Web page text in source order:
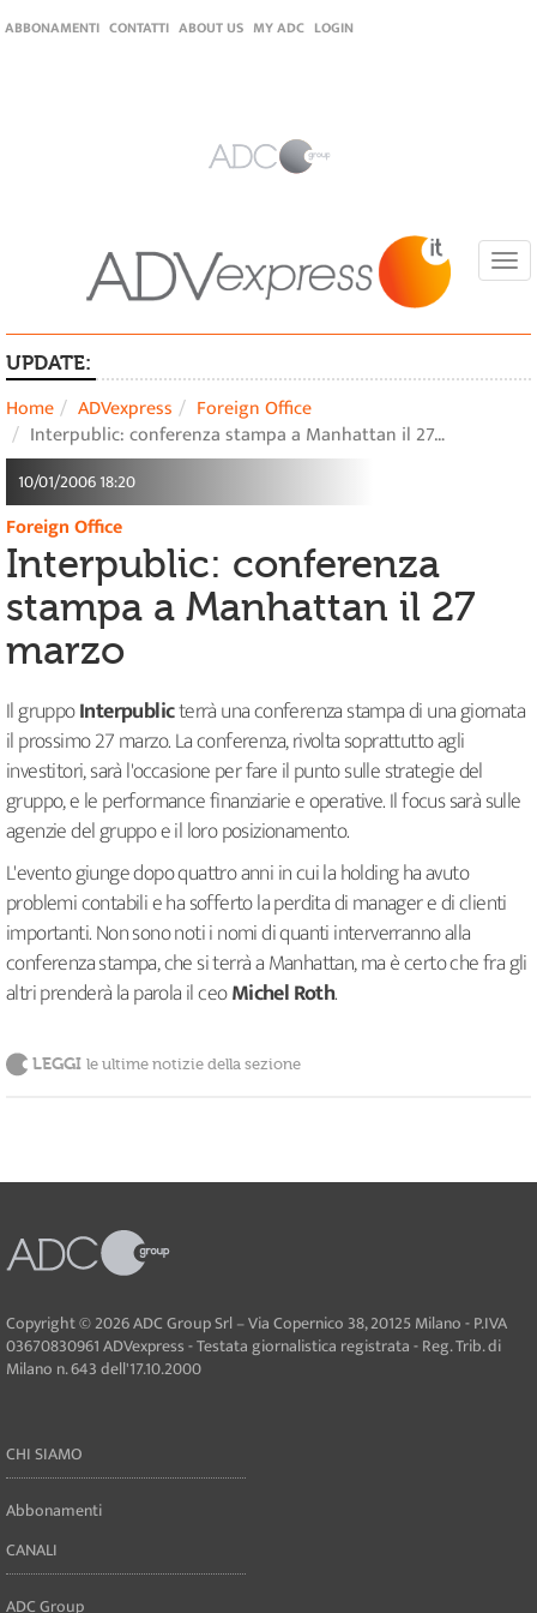
ABBONAMENTI CONTATTI ABOUT US MY ADC LOGIN
UPDATE:
Home ADVexpress
Foreign Office
Interpublic: conferenza stampa a Manhattan il 27…
10/01/2006 18:20
Foreign Office
Interpublic: conferenza
stampa a Manhattan il 27
marzo
Il gruppoInterpublicterrà una conferenza stampa di una giornata
il prossimo 27 marzo. La conferenza, rivolta soprattutto agli
investitori, sarà l'occasione per fare il punto sulle strategie del
gruppo, e le performance finanziarie e operative. Il focus sarà sulle
agenzie del gruppo e il loro posizionamento.
L'evento giunge dopo quattro anni in cui la holding ha avuto
problemi contabili e ha sofferto la perdita di manager e di clienti
importanti. Non sono noti i nomi di quanti interverranno alla
conferenza stampa, che si terrà a Manhattan, ma è certo che fra gli
altri prenderà la parola il ceoMichel Roth.
LEGGI le ultime notizie della sezione
Copyright © 2026 ADC Group Srl – Via Copernico 38, 20125 Milano - P.IVA
03670830961 ADVexpress - Testata giornalistica registrata - Reg. Trib. di
Milano n. 643 dell'17.10.2000
CHI SIAMO
Abbonamenti
CANALI
ADC Group